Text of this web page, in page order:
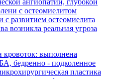
с остеомиелитом
развитием остеомиелита
возникла реальная угроза
кровоток: выполнена
бедренно - подколенное
пластика